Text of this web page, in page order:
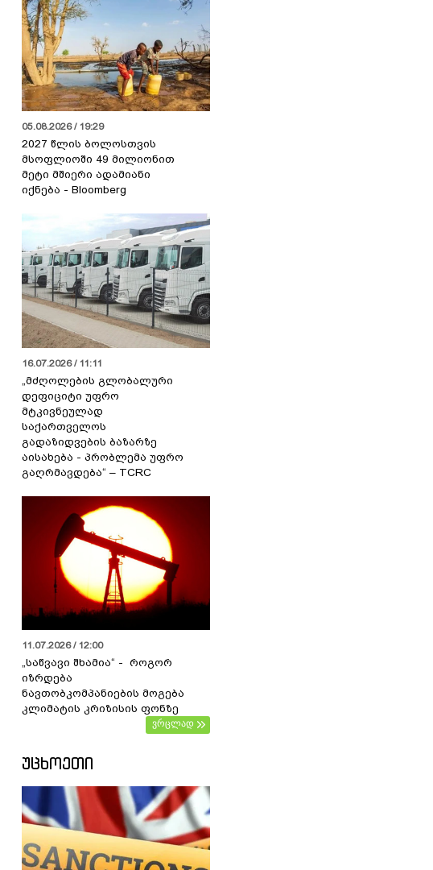
05.08.2026 / 19:29
2027 წლის ბოლოსთვის
მსოფლიოში 49 მილიონით
მეტი მშიერი ადამიანი
იქნება - Bloomberg
16.07.2026 / 11:11
„მძღოლების გლობალური
დეფიციტი უფრო
მტკივნეულად
საქართველოს
გადაზიდვების ბაზარზე
აისახება - პრობლემა უფრო
გაღრმავდება“ – TCRC
11.07.2026 / 12:00
„საწვავი შხამია“ - როგორ
იზრდება
ნავთობკომპანიების მოგება
კლიმატის კრიზისის ფონზე
ვრცლად
ᲣᲪᲮᲝᲔᲗᲘ